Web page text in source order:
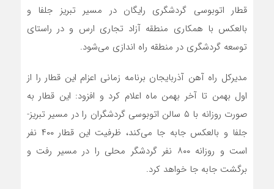
قطار اتوبوسی گردشگری رایگان در مسیر تبریز جلفا و
بالعکس با همکاری منطقه آزاد تجاری ارس و در راستای
توسعه گردشگری در منطقه راه اندازی می‌شود.
مدیرکل راه آهن آذربایجان برنامه زمانی اعزام این قطار را از
اول بهمن تا آخر بهمن ماه اعلام کرد و افزود: این قطار به
صورت روزانه با ۵ سالن اتوبوسی گردشگران را در مسیر تبریز-
جلفا و بالعکس جابه جا می‌کند، ظرفیت این قطار ۴۰۰ نفر
است و روزانه ۸۰۰ نفر گردشگر محلی را در مسیر رفت و
برگشت جابه جا خواهد کرد.